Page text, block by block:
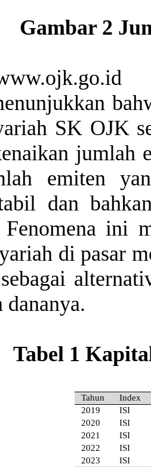
Gambar 2
SK OJK
jumlah
emiten
dan
Fenomena ini
di pasar
sebagai
dananya.
Tabel 1
Tahun
Index
2019
ISI
2020
ISI
2021
ISI
2022
ISI
2023
ISI